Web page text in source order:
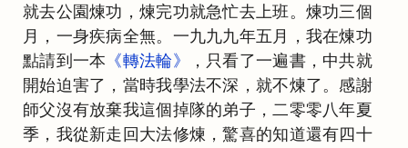
就去公園煉功，煉完功就急忙去上班。煉功三個
月，一身疾病全無。一九九九年五月，我在煉功
點請到一本 《轉法輪》
，只看了一遍書，中共就
開始迫害了，當時我學法不深，就不煉了。感謝
師父沒有放棄我這個掉隊的弟子，二零零八年夏
季，我從新走回大法修煉，驚喜的知道還有四十